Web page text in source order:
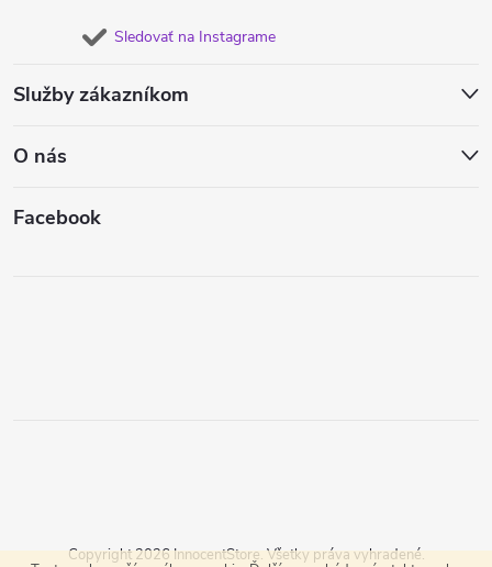
Sledovať na Instagrame
Služby zákazníkom
O nás
Facebook
Copyright 2026 InnocentStore. Všetky práva vyhradené.